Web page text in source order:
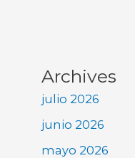
Archives
julio 2026
junio 2026
mayo 2026